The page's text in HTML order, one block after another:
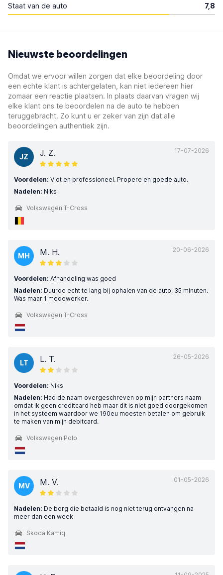
Staat van de auto 7,8
Nieuwste beoordelingen
Omdat we ervoor willen zorgen dat elke beoordeling door
een echte klant is achtergelaten, kan niet iedereen hier
zomaar een reactie plaatsen. In plaats daarvan vragen wij
elke klant ons te beoordelen na de auto te hebben
teruggebracht. Zo kunt u er zeker van zijn dat alle
beoordelingen authentiek zijn.
17-07-2026
JZ J. Z.
Voordelen: Vlot en professioneel. Propere en goede auto.
Nadelen: Niks
Volkswagen T-Cross
20-06-2026
MH M. H.
Voordelen: Afhandeling was goed
Nadelen: Duurde echt te lang bij ophalen van de auto, 35 minuten.
Was maar 1 medewerker.
Volkswagen T-Cross
26-05-2026
LT L. T.
Voordelen: Niks
Nadelen: Had de naam overgeschreven op mijn partners naam
omdat ik geen creditcard heb maar dit is niet goed doorgekomen
in het systeem waardoor we 190eu moesten betalen om gebruik
te maken van mijn debitcard.
Volkswagen Polo
01-05-2026
MV M. V.
Nadelen: De borg die betaald is nog niet terug ontvangen na
meer dan een week
Skoda Kamiq